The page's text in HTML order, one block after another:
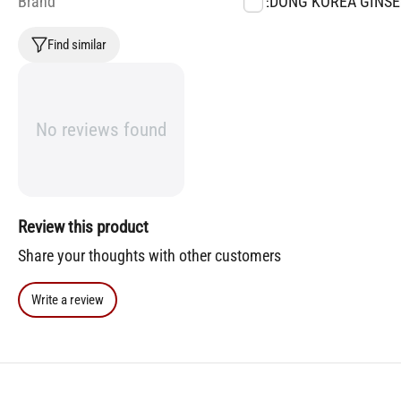
Find similar
No reviews found
Review this product
Share your thoughts with other customers
Write a review